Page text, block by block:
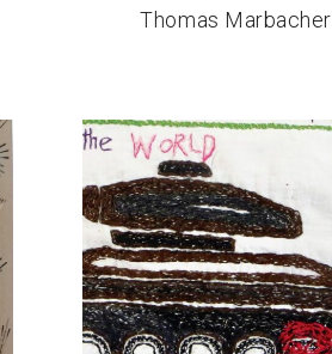
Thomas Marbacher